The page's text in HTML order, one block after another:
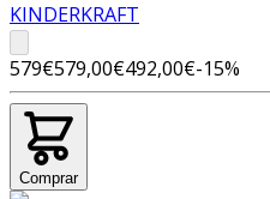
KINDERKRAFT
579€579,00€492,00€-15%
Comprar